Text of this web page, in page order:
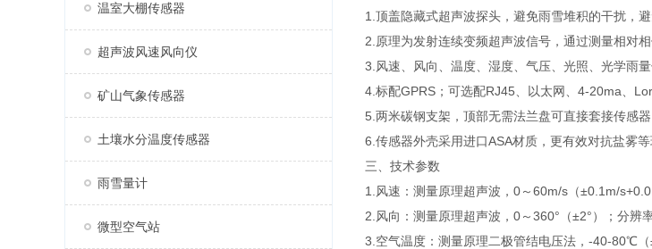
温室大棚传感器
超声波风速风向仪
矿山气象传感器
土壤水分温度传感器
雨雪量计
微型空气站
1.顶盖隐藏式超声波探头，避免雨雪堆积的干扰，
2.原理为发射连续变频超声波信号，通过测量相对
3.风速、风向、温度、湿度、气压、光照、光学雨
4.标配GPRS；可选配RJ45、以太网、4-20ma、
5.两米碳钢支架，顶部无需法兰盘可直接套接传感器
6.传感器外壳采用进口ASA材质，更有效对抗盐雾
三、技术参数
1.风速：测量原理超声波，0～60m/s（±0.1m/
2.风向：测量原理超声波，0～360°（±2°）；分辨率
3.空气温度：测量原理二极管结电压法，-40-80℃